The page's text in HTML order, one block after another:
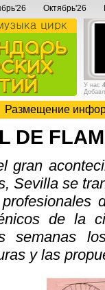
Октябрь'26
У нас
Размещение
DE
gran
Sevilla se
de la
semanas
y las